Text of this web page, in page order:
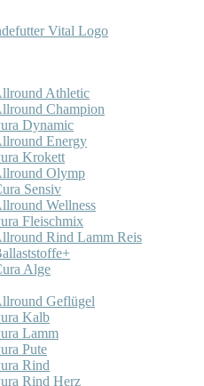
Athletic
Champion
Dynamic
Energy
Krokett
Olymp
Sensiv
Wellness
Fleischmix
Rind Lamm Reis
Alge
Geflügel
Kalb
Lamm
Pute
Rind
Rind Herz